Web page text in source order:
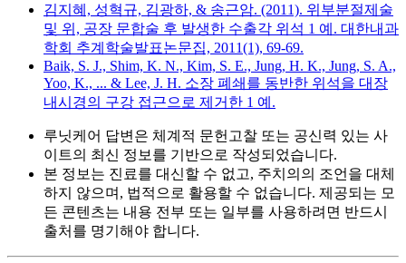
김지혜, 성혁규, 김광하, & 송근암. (2011). 위부분절제술
및 위, 공장 문합술 후 발생한 수출각 위석 1 예. 대한내과
학회 추계학술발표논문집, 2011(1), 69-69.
Baik, S. J., Shim, K. N., Kim, S. E., Jung, H. K., Jung, S. A.,
Yoo, K., ... & Lee, J. H. 소장 폐쇄를 동반한 위석을 대장
내시경의 구강 접근으로 제거한 1 예.
루닛케어 답변은 체계적 문헌고찰 또는 공신력 있는 사
이트의 최신 정보를 기반으로 작성되었습니다.
본 정보는 진료를 대신할 수 없고, 주치의의 조언을 대체
하지 않으며, 법적으로 활용할 수 없습니다. 제공되는 모
든 콘텐츠는 내용 전부 또는 일부를 사용하려면 반드시
출처를 명기해야 합니다.